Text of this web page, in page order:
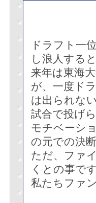
ドラフト一
し浪人する
来年は東海
が、一度ド
は出られな
試合で投げ
モチベーシ
の元での決
ただ、ファ
くとの事で
私たちファ